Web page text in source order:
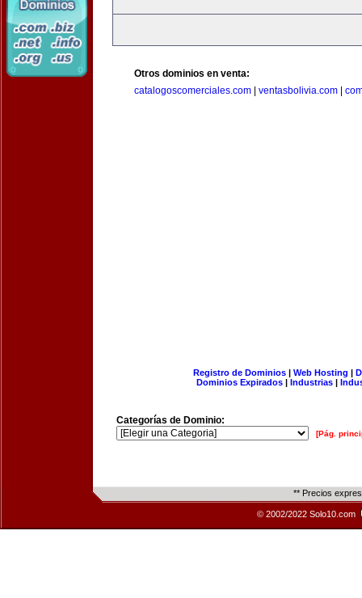
Otros dominios en venta:
catalogoscomerciales.com
ventasbolivia.com
Registro de Dominios| Web Hosting |
Dominios Expirados | Industrias |
Categorías de Dominio:
[Pág.
** Precios
© 2002/2022 Solo10.com